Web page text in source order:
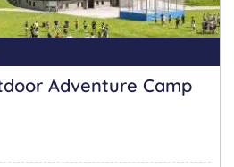
Adventure Camp